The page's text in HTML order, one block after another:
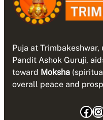
Puja at
Pandit Ashok Guruji,
toward Moksha
overall peace and
Facebook Instagram